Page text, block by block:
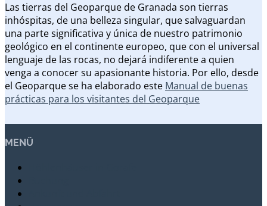
Las tierras del Geoparque de Granada son tierras
inhóspitas, de una belleza singular, que salvaguardan
una parte significativa y única de nuestro patrimonio
geológico en el continente europeo, que con el universal
lenguaje de las rocas, no dejará indiferente a quien
venga a conocer su apasionante historia. Por ello, desde
el Geoparque se ha elaborado este Manual de buenas
prácticas para los visitantes del Geoparque
MENÜ